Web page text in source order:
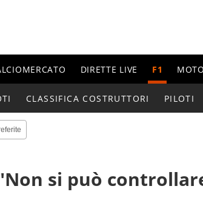
DIRETTE LIVE F1 MOTO
CLASSIFICA COSTRUTTORI PILOTI
si può